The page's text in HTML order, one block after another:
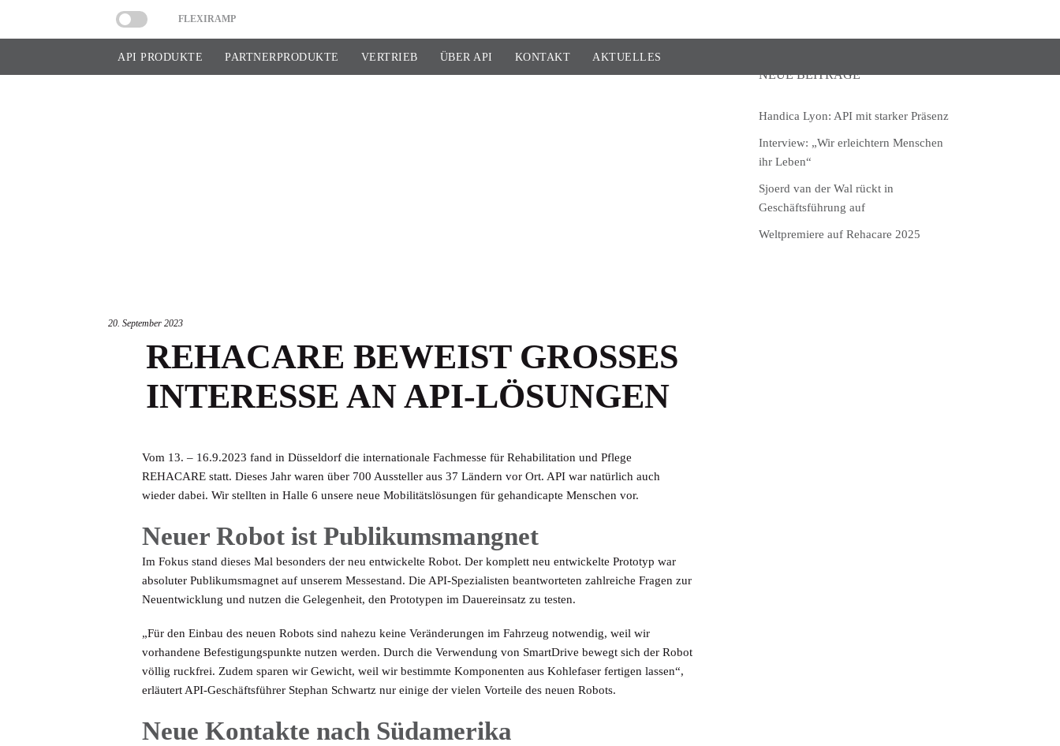
FLEXIRAMP
API PRODUKTE PARTNERPRODUKTE VERTRIEB ÜBER API KONTAKT AKTUELLES
20. September 2023
REHACARE BEWEIST GROSSES I
NTERESSE AN API-LÖSUNGEN
Vom 13. – 16.9.2023 fand in Düsseldorf die internationale Fachmesse für Rehabilitation und Pflege
REHACARE statt. Dieses Jahr waren über 700 Aussteller aus 37 Ländern vor Ort. API war natürlich auch
wieder dabei. Wir stellten in Halle 6 unsere neue Mobilitätslösungen für gehandicapte Menschen vor.
Neuer Robot ist Publikumsmangnet
Im Fokus stand dieses Mal besonders der neu entwickelte Robot. Der komplett neu entwickelte Prototyp war
absoluter Publikumsmagnet auf unserem Messestand. Die API-Spezialisten beantworteten zahlreiche Fragen zur
Neuentwicklung und nutzen die Gelegenheit, den Prototypen im Dauereinsatz zu testen.
„Für den Einbau des neuen Robots sind nahezu keine Veränderungen im Fahrzeug notwendig, weil wir
vorhandene Befestigungspunkte nutzen werden. Durch die Verwendung von SmartDrive bewegt sich der Robot
völlig ruckfrei. Zudem sparen wir Gewicht, weil wir bestimmte Komponenten aus Kohlefaser fertigen lassen“,
erläutert API-Geschäftsführer Stephan Schwartz nur einige der vielen Vorteile des neuen Robots.
Neue Kontakte nach Südamerika
NEUE BEITRÄGE
Handica Lyon: API mit starker Präsenz
Interview: „Wir erleichtern Menschen
ihr Leben“
Sjoerd van der Wal rückt in
Geschäftsführung auf
Weltpremiere auf Rehacare 2025